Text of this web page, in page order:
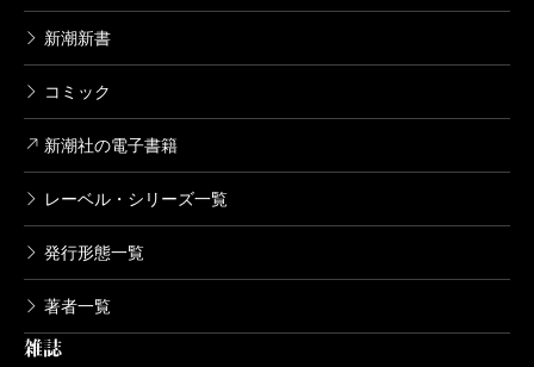
新潮新書
コミック
新潮社の電子書籍
レーベル・シリーズ一覧
発行形態一覧
著者一覧
雑誌